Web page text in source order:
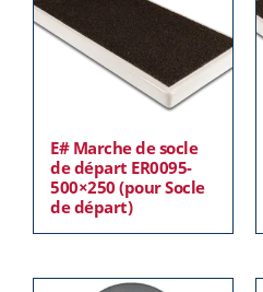
E# Marche de socle
de départ ER0095-
500×250 (pour Socle
de départ)